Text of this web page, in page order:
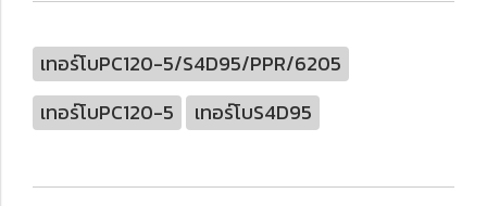
เทอร์โบPC120-5/S4D95/PPR/6205
เทอร์โบPC120-5
เทอร์โบS4D95